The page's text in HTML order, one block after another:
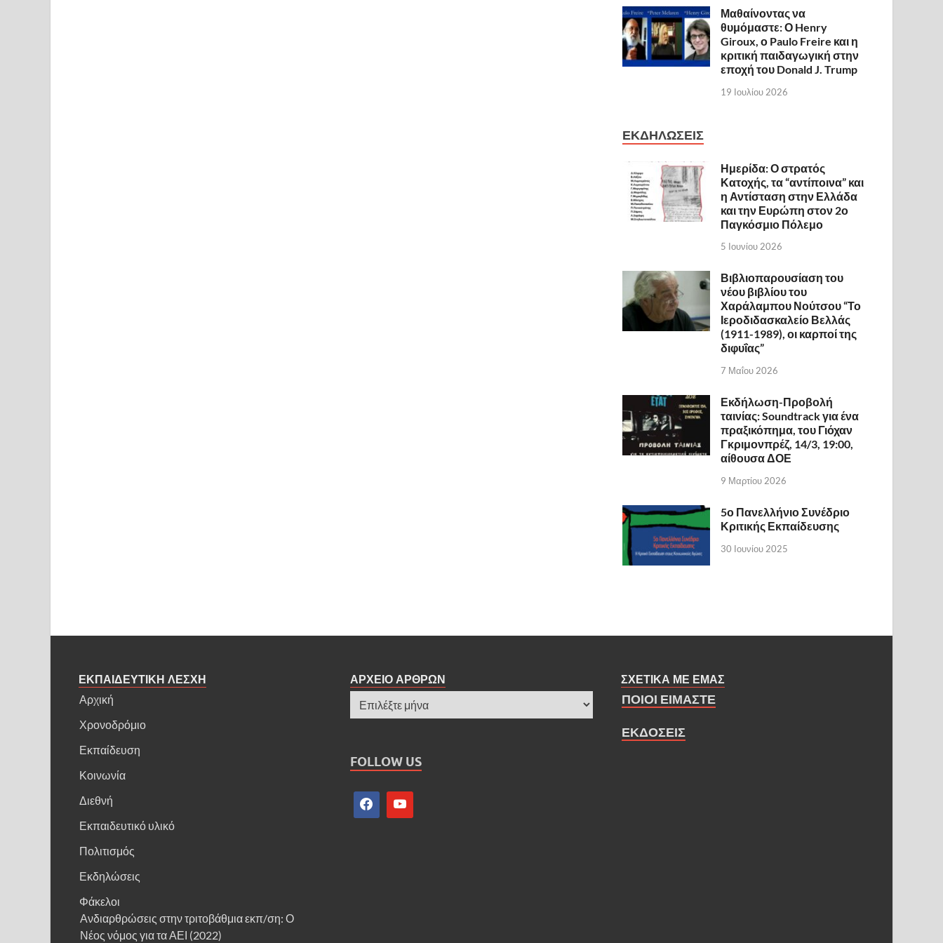
Μαθαίνοντας να
θυμόμαστε: Ο Henry
Giroux, ο Paulo Freire και η
κριτική παιδαγωγική στην
εποχή του Donald J. Trump
19 Ιουλίου 2026
ΕΚΔΗΛΩΣΕΙΣ
Ημερίδα: Ο στρατός
Κατοχής, τα “αντίποινα” και
η Αντίσταση στην Ελλάδα
και την Ευρώπη στον 2ο
Παγκόσμιο Πόλεμο
5 Ιουνίου 2026
Βιβλιοπαρουσίαση του
νέου βιβλίου του
Χαράλαμπου Νούτσου “Το
Ιεροδιδασκαλείο Βελλάς
(1911-1989), οι καρποί της
διφυΐας”
7 Μαΐου 2026
Εκδήλωση-Προβολή
ταινίας: Soundtrack για ένα
πραξικόπημα, του Γιόχαν
Γκριμονπρέζ, 14/3, 19:00,
αίθουσα ΔΟΕ
9 Μαρτίου 2026
5ο Πανελλήνιο Συνέδριο
Κριτικής Εκπαίδευσης
30 Ιουνίου 2025
ΕΚΠΑΙΔΕΥΤΙΚΗ ΛΕΣΧΗ
Αρχική
Χρονοδρόμιο
Εκπαίδευση
Κοινωνία
Διεθνή
Εκπαιδευτικό υλικό
Πολιτισμός
Εκδηλώσεις
Φάκελοι
Ανδιαρθρώσεις στην τριτοβάθμια εκπ/ση: Ο
Νέος νόμος για τα ΑΕΙ (2022)
ΑΡΧΕΙΟ ΑΡΘΡΩΝ
FOLLOW US
ΣΧΕΤΙΚΑ ΜΕ ΕΜΑΣ
ΠΟΙΟΙ ΕΙΜΑΣΤΕ
ΕΚΔΟΣΕΙΣ